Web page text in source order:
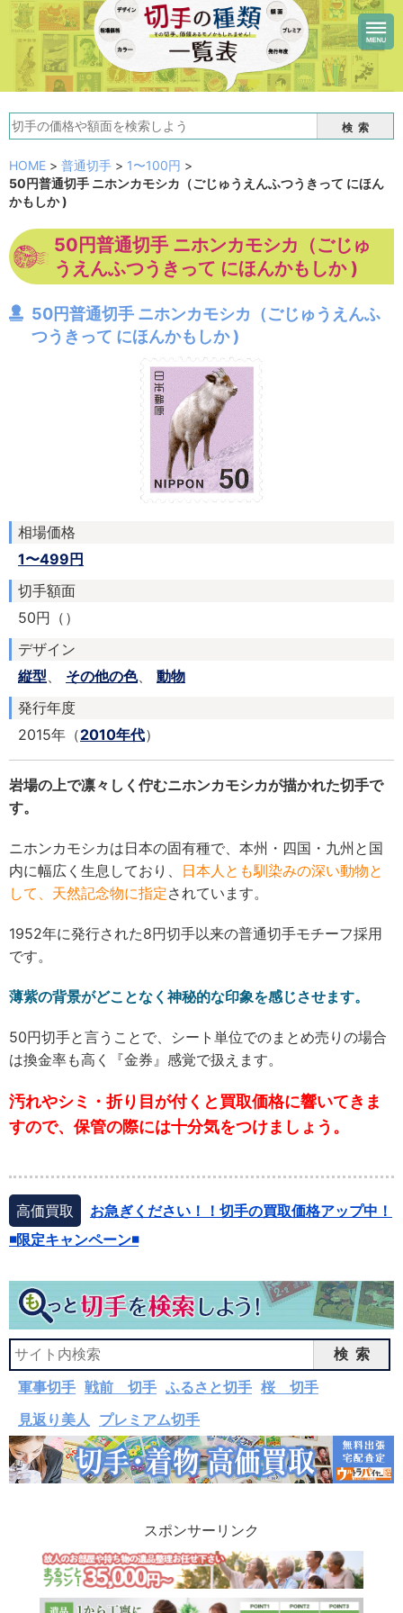
検索
HOME > 普通切手 > 1〜100円 >
50円普通切手 ニホンカモシカ（ごじゅうえんふつうきって にほん
かもしか )
50円普通切手 ニホンカモシカ（ごじゅ
うえんふつうきって にほんかもしか )
50円普通切手 ニホンカモシカ（ごじゅうえんふ
つうきって にほんかもしか )
相場価格
1〜499円
切手額面
50円（）
デザイン
縦型、 その他の色、 動物
発行年度
2015年（2010年代）
岩場の上で凛々しく佇むニホンカモシカが描かれた切手で
す。
ニホンカモシカは日本の固有種で、本州・四国・九州と国
内に幅広く生息しており、 日本人とも馴染みの深い動物と
して、天然記念物に指定されています。
1952年に発行された8円切手以来の普通切手モチーフ採用
です。
薄紫の背景がどことなく神秘的な印象を感じさせます。
50円切手と言うことで、シート単位でのまとめ売りの場合
は換金率も高く『金券』感覚で扱えます。
汚れやシミ・折り目が付くと買取価格に響いてきま
すので、保管の際には十分気をつけましょう。
高価買取
お急ぎください！！切手の買取価格アップ中！
◾️限定キャンペーン◾️
検索
軍事切手 戦前 切手 ふるさと切手 桜 切手
見返り美人 プレミアム切手
スポンサーリンク